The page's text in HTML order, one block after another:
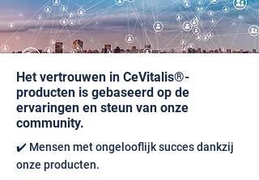
Het vertrouwen in CeVitalis®-
producten is gebaseerd op de
ervaringen en steun van onze
community.
✔️ Mensen met ongelooflijk succes dankzij
onze producten.